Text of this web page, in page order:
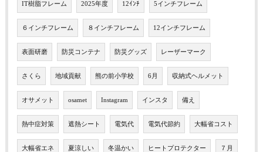
IT樹脂フレーム 2025年度 12ｲﾝﾁ 5インチフレーム
６インチフレーム ８インチフレーム 12インチフレーム
表面研磨 防災コンテナ 防災グッズ レーザーマーク
さくら 地域貢献 熊の前小学校 6月 収納式ヘルメット
オサメット osamet Instagram インスタ 備え
熱中症対策 遮熱シート 電気代 電気代節約 大幅省コスト
大幅省エネ 夏涼しい 冬温かい ヒートプロテクター ７月